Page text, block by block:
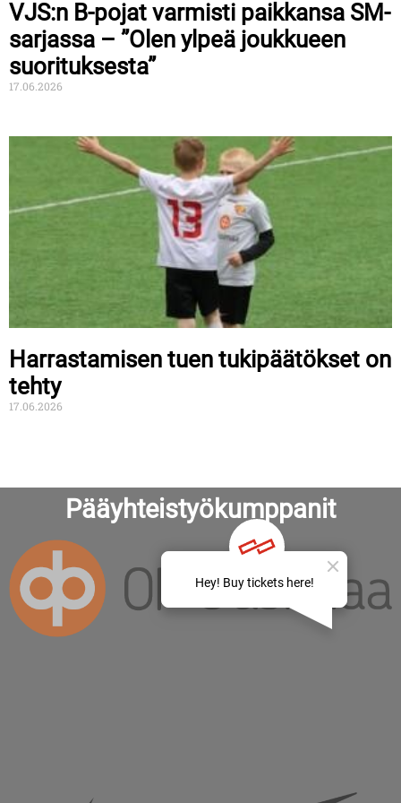
VJS:n B-pojat varmisti paikkansa SM-
sarjassa – ”Olen ylpeä joukkueen
suorituksesta”
17.06.2026
Harrastamisen tuen tukipäätökset on
tehty
17.06.2026
Pääyhteistyökumppanit